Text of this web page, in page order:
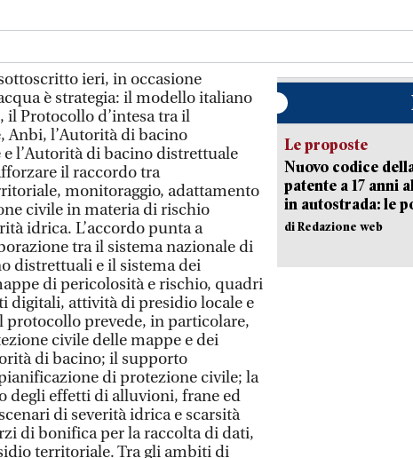
ieri, in occasione
è strategia: il modello italiano
il Protocollo d’intesa tra il
Anbi, l’Autorità di bacino
l’Autorità di bacino distrettuale
il raccordo tra
monitoraggio, adattamento
civile in materia di rischio
idrica. L’accordo punta a
tra il sistema nazionale di
distrettuali e il sistema dei
di pericolosità e rischio, quadri
attività di presidio locale e
prevede, in particolare,
civile delle mappe e dei
di bacino; il supporto
di protezione civile; la
degli effetti di alluvioni, frane ed
di severità idrica e scarsità
di bonifica per la raccolta di dati,
territoriale. Tra gli ambiti di
Le proposte
Nuovo codice
patente a 17 anni
in autostrada: le
di Redazione web